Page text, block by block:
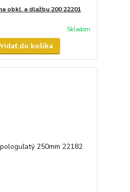
obkl. a dlažbu 200 22201
Skladom
do košíka